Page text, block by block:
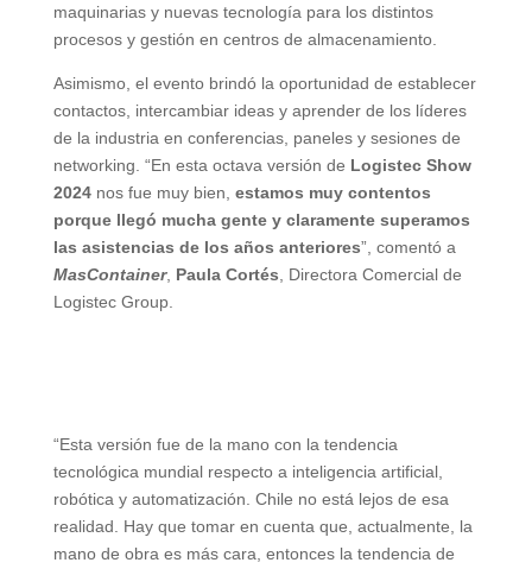
maquinarias y nuevas tecnología para los distintos
procesos y gestión en centros de almacenamiento.
Asimismo, el evento brindó la oportunidad de establecer
contactos, intercambiar ideas y aprender de los líderes
de la industria en conferencias, paneles y sesiones de
networking. “En esta octava versión de Logistec Show
2024nos fue muy bien, estamos muy contentos
porque llegó mucha gente y claramente superamos
las asistencias de los años anteriores”, comentó a
MasContainer, Paula Cortés , Directora Comercial de
Logistec Group.
“Esta versión fue de la mano con la tendencia
tecnológica mundial respecto a inteligencia artificial,
robótica y automatización. Chile no está lejos de esa
realidad. Hay que tomar en cuenta que, actualmente, la
mano de obra es más cara, entonces la tendencia de